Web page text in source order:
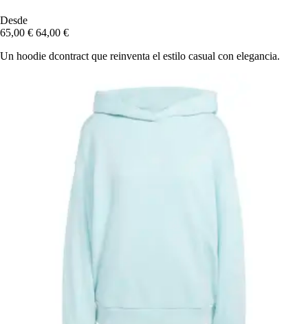
Desde
65,00 € 64,00 €
Un hoodie dcontract que reinventa el estilo casual con elegancia.